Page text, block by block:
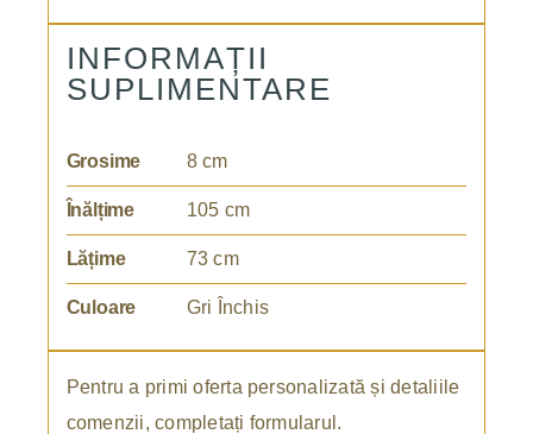
INFORMAȚII
SUPLIMENTARE
Grosime 8 cm
Înălțime 105 cm
Lățime 73 cm
Culoare Gri Închis
Pentru a primi oferta personalizată și detaliile
comenzii, completați formularul.